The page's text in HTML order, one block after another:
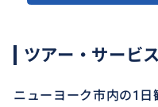
ツアー・サービ
ニューヨーク市内の1